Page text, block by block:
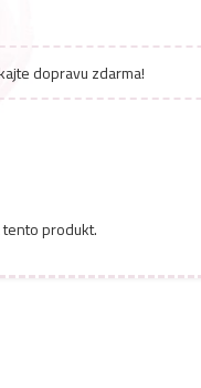
dopravu zdarma!
produkt.